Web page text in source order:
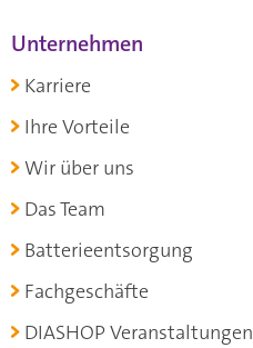
Unternehmen
Karriere
Ihre Vorteile
Wir über uns
Das Team
Batterieentsorgung
Fachgeschäfte
DIASHOP Veranstaltungen